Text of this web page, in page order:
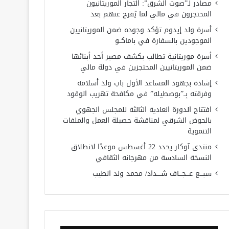
مصادر لـ”صوت الشرق”: التجار الموريتانيون
المحتجزون في مالي لما يُفرج عنهم بعد
أسرة ولد إيدوم تؤكد وجوده ضمن الموريتانيين
الموجودين بالسفارة في باماكــو
أسرة موريتانية تطالب بكشف مصير أحد أبنائها
ضمن الموريتانيين المحتجزين في دولة مالي
إشادة بجهود المساعد الأول باب ولد أسلامه
وفرقته بِــ”بوصطيله” في مكافحة تهريب الوقود
افتتاح الدورة العادية الثالثة للمجلس الجهوي
بالحوض الشرقي لمناقشة حصيلة العمل والملفات
التنموية
منتدى آوكار يحدد 22 أغسطس موعدًا لانطلاق
النسخة السادسة من مهرجانه الثقافي
سبـــع عـــجـــاف شــــداد/ محمد ولد الطيب